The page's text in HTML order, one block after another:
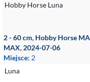
Hobby Horse Luna
2 - 60 cm, Hobby Horse
MAX, 2024-07-06
Miejsce: 2
Luna